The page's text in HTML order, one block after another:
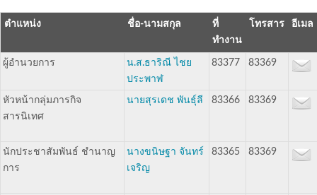
ตำแหน่ง ชื่อ-นามสกุล
ที่
ทำงาน
โทรสาร อีเมล
ผู้อำนวยการ
น.ส.ธาริณี ไชย
ประพาฬ
83377 83369
หัวหน้ากลุ่มภารกิจ
สารนิเทศ
นายสุรเดช พันธุ์ลี 83366 83369
นักประชาสัมพันธ์ ชำนาญ
การ
นางขนิษฐา จันทร์
เจริญ
83365 83369